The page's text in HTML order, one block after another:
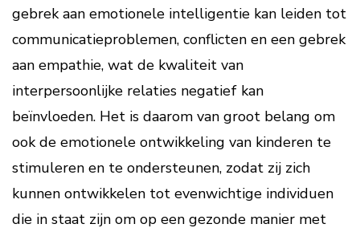
gebrek aan emotionele intelligentie kan leiden tot
communicatieproblemen, conflicten en een gebrek
aan empathie, wat de kwaliteit van
interpersoonlijke relaties negatief kan
beïnvloeden. Het is daarom van groot belang om
ook de emotionele ontwikkeling van kinderen te
stimuleren en te ondersteunen, zodat zij zich
kunnen ontwikkelen tot evenwichtige individuen
die in staat zijn om op een gezonde manier met